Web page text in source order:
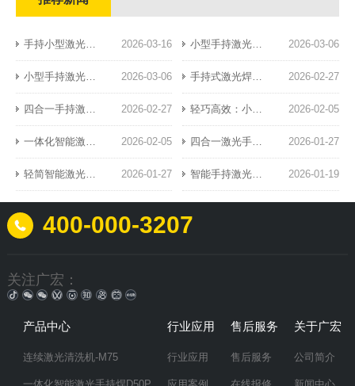
2026-03-16
​手持小型激光焊接机：精密制造的新利器 2026-03-06
小型手持激光焊接机：精密焊接新标杆
2026-03-06
小型手持激光焊接机：便携高效的工业新宠 2026-02-27
手持式激光焊接机的典型应用场景
2026-02-27
四合一手持激光焊接机的功能特点与核心优势解析 2026-02-05
轻巧高效：小型风冷手持激光焊接设备革新钣金加工业
2026-02-05
一体化智能激光手持焊：引领精密焊接新纪元 2026-01-27
四合一激光手持焊：高效稳定焊接方案
2026-01-27
轻简智能激光手持焊：高效焊接的未来之选 2026-01-19
智能手持激光焊：复杂焊接需求的“破局利器”
400-000-3207
关注广宏：
产品中心
连续激光清洗机-M75
行业应用
行业应用
售后服务
售后服务
关于广宏
公司简介